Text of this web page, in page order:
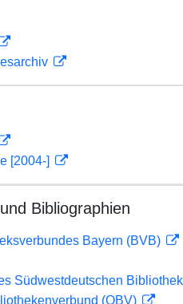
[2004-]
Bibliographien
Bayern (BVB)
Südwestdeutschen
(OBV)